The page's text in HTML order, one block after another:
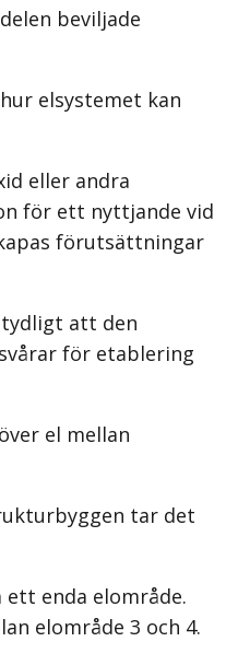
beviljade
elsystemet kan
eller andra
för ett nyttjande vid
förutsättningar
att den
för etablering
el mellan
tar det
ett enda elområde.
elområde 3 och 4.